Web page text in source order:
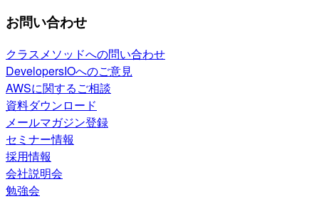
お問い合わせ
クラスメソッドへの問い合わせ
DevelopersIOへのご意見
AWSに関するご相談
資料ダウンロード
メールマガジン登録
セミナー情報
採用情報
会社説明会
勉強会